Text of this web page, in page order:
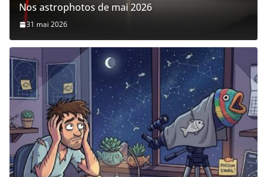
Nos astrophotos de mai 2026
31 mai 2026